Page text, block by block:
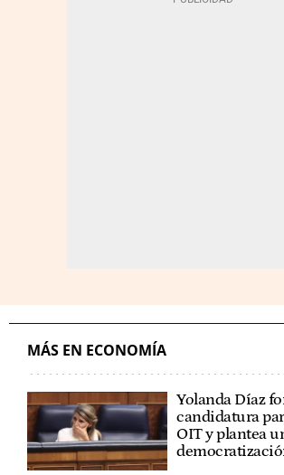
MÁS EN ECONOMÍA
Yolanda Díaz
candidatura
OIT y plantea